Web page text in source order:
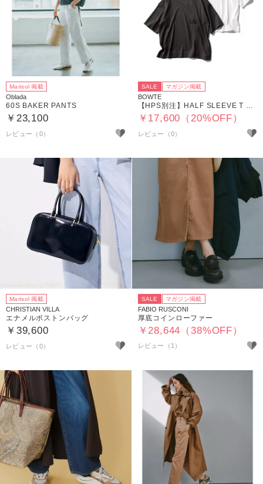
Marisol 掲載
Oblada
60S BAKER PANTS
￥23,100
SALE マガジン掲載
BOWTE
【HPS別注】HALF SLEEVE T SHIRTS
￥17,600（20%OFF）
Marisol 掲載
CHRISTIAN VILLA
エナメルボストンバッグ
￥39,600
SALE マガジン掲載
FABIO RUSCONI
厚底コインローファー
￥28,644（38%OFF）
レビュー（1）